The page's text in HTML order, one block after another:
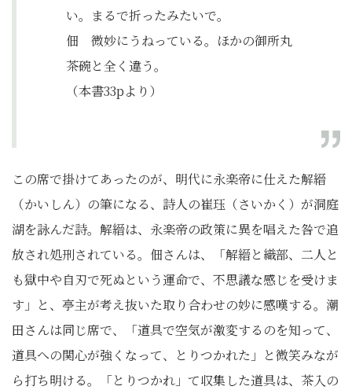
い。まるで折ったみたいで。
佃 微妙にうねっている。ほかの御所丸
茶碗と全く違う。
（本書33pより）
この席で掛けてあったのが、明代に永楽帝に仕えた解縉
（かいしん）の筆になる、詩人の崔珏（さいかく）が洞庭
湖を詠んだ詩。解縉は、永楽帝の政策に異を唱えた咎で追
放され処刑されている。佃さんは、「解縉と織部、二人と
も獄中や自刃で死ぬという運命で、不思議な感じを受けま
す」と、亭主が考え抜いた取り合わせの妙に感嘆する。潮
田さんは同じ席で、「道具で空気が激変するのを知って、
道具への関心が強くなって、とりつかれた」と微笑みなが
ら打ち明ける。「とりつかれ」て収集した道具は、茶入の